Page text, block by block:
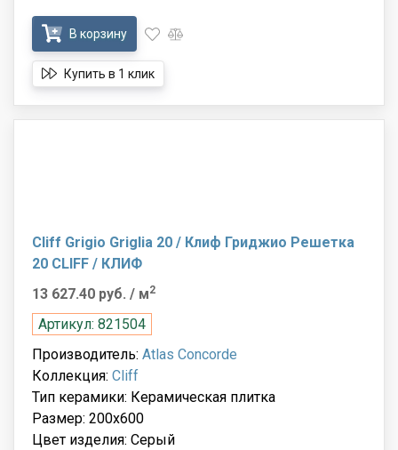
В корзину
Купить в 1 клик
Cliff Grigio Griglia 20 / Клиф Гриджио Решетка
20 CLIFF / КЛИФ
13 627.40 руб. / м2
Артикул: 821504
Производитель: Atlas Concorde
Коллекция: Cliff
Тип керамики: Керамическая плитка
Размер: 200x600
Цвет изделия: Серый